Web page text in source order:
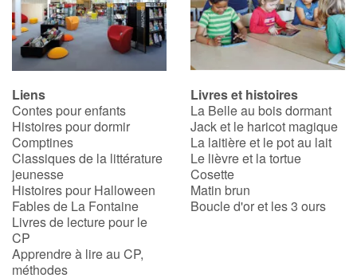
Liens
Contes pour enfants
Histoires pour dormir
Comptines
Classiques de la littérature
jeunesse
Histoires pour Halloween
Fables de La Fontaine
Livres de lecture pour le
CP
Apprendre à lire au CP,
méthodes
Livres et histoires
La Belle au bois dormant
Jack et le haricot magique
La laitière et le pot au lait
Le lièvre et la tortue
Cosette
Matin brun
Boucle d'or et les 3 ours